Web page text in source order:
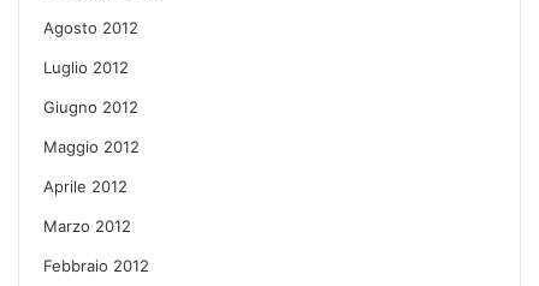
Agosto 2012
Luglio 2012
Giugno 2012
Maggio 2012
Aprile 2012
Marzo 2012
Febbraio 2012